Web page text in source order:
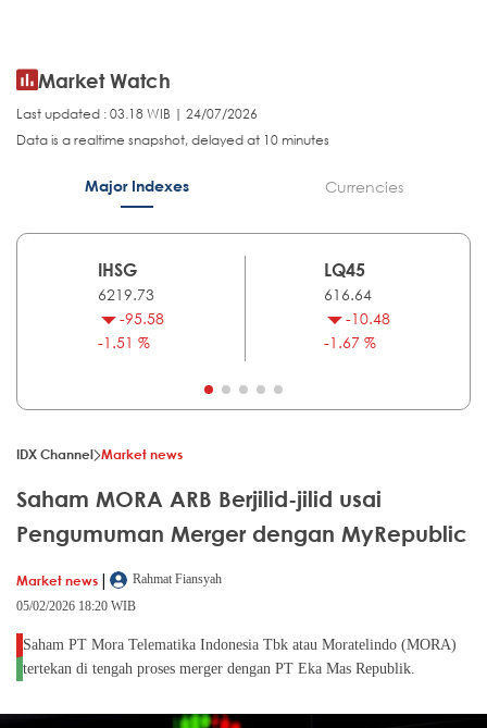
Market Watch
Last updated : 03.18 WIB | 24/07/2026
Data is a realtime snapshot, delayed at 10 minutes
Major Indexes Currencies
IHSG
6219.73
-95.58
-1.51 %
LQ45
616.64
-10.48
-1.67 %
IDX Channel Market news
Saham MORA ARB Berjilid-jilid usai
Pengumuman Merger dengan MyRepublic
Market news |
Rahmat Fiansyah
05/02/2026 18:20 WIB
Saham PT Mora Telematika Indonesia Tbk atau Moratelindo (MORA)
tertekan di tengah proses merger dengan PT Eka Mas Republik.